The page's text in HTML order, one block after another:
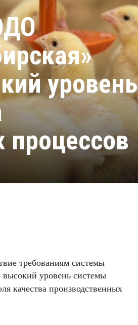
уровень
процессов
требованиям системы
уровень системы
качества производственных